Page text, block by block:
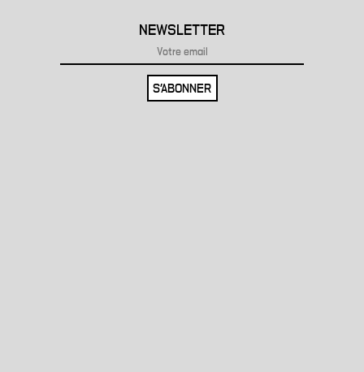
NEWSLETTER
S'ABONNER